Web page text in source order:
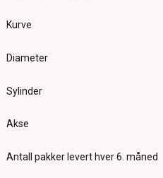
Kurve
Diameter
Sylinder
Akse
Antall pakker levert hver 6. måned